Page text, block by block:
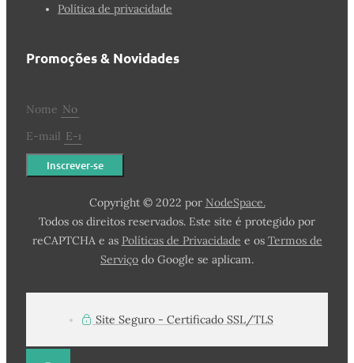
Política de privacidade
Promoções & Novidades
Nome
E-mail
Inscrever-se
Copyright © 2022 por NodeSpace.
Todos os direitos reservados. Este site é protegido por
reCAPTCHA e as Políticas de Privacidade e os Termos de
Serviço do Google se aplicam.
Site Seguro - Certificado SSL/TLS